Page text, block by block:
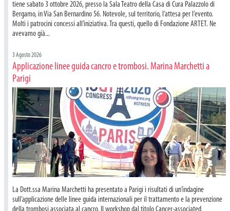
tiene sabato 3 ottobre 2026, presso la Sala Teatro della Casa di Cura Palazzolo di
Bergamo, in Via San Bernardino 56. Notevole, sul territorio, l’attesa per l’evento.
Molti i patrocini concessi all’iniziativa. Tra questi, quello di Fondazione ARTET. Ne
avevamo già...
3 Agosto 2026
Applicazione linee guida cancro e trombosi. Marina Marchetti a
Parigi
La Dott.ssa Marina Marchetti ha presentato a Parigi i risultati di un’indagine
sull’applicazione delle linee guida internazionali per il trattamento e la prevenzione